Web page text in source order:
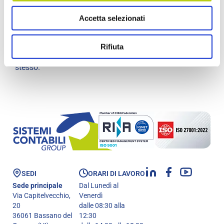
Accetta selezionati
Rifiuta
personali (www.garanteprivacy.it).
Informazioni ulteriori sul titolare del trattamento e sulle
modalità di svolgimento dei trattamenti conseguenti
alla navigazione in questo sito sono consultabili alla
pagina in cui viene presentata la Privacy Policy del sito
stesso.
SEDI
Sede principale
Via Capitelvecchio,
20
36061 Bassano del
ORARI DI LAVORO
Dal Lunedì al
Venerdì
dalle 08:30 alla
12:30